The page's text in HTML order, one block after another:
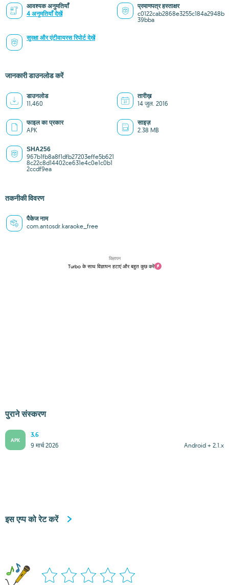
आवश्यक अनुमतियाँ
4 अनुमतियाँ देखें
प्रमाणपत्र हस्ताक्षर
c0122cab2868e3255c184a2948b
39bba
सुरक्षा और एंटीवायरस रिपोर्ट देखें
जानकारी डाउनलोड करें
डाउनलोड
11,460
तारीख़
14 जुल. 2016
फाइल का प्रकार
APK
साइज़
2.38 MB
SHA256
967b1fb8a8f1dfb27203effe5b621
8c22c8d14402ce631e4c0e1c0b1
2ccdf9ea
तकनीकी विवरण
पैकेज नाम
com.antosdr.karaoke_free
विज्ञापन
Turbo के साथ विज्ञापन हटाएं और बहुत कुछ करें
पुराने संस्करण
APK
3.6
Android + 2.1.x
9 मार्च 2026
इस एप्प को रेट करें